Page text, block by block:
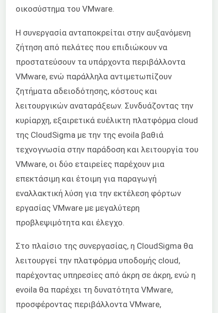
οικοσύστημα του VMware.
Η συνεργασία ανταποκρείται στην αυξανόμενη
ζήτηση από πελάτες που επιδιώκουν να
προστατεύσουν τα υπάρχοντα περιβάλλοντα
VMware, ενώ παράλληλα αντιμετωπίζουν
ζητήματα αδειοδότησης, κόστους και
λειτουργικών αναταράξεων. Συνδυάζοντας την
κυρίαρχη, εξαιρετικά ευέλικτη πλατφόρμα cloud
της CloudSigma με την της evoila βαθιά
τεχνογνωσία στην παράδοση και λειτουργία του
VMware, οι δύο εταιρείες παρέχουν μια
επεκτάσιμη και έτοιμη για παραγωγή
εναλλακτική λύση για την εκτέλεση φόρτων
εργασίας VMware με μεγαλύτερη
προβλεψιμότητα και έλεγχο.
Στο πλαίσιο της συνεργασίας, η CloudSigma θα
λειτουργεί την πλατφόρμα υποδομής cloud,
παρέχοντας υπηρεσίες από άκρη σε άκρη, ενώ η
evoila θα παρέχει τη δυνατότητα VMware,
προσφέροντας περιβάλλοντα VMware,